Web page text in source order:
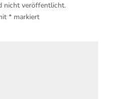
nicht veröffentlicht.
*markiert